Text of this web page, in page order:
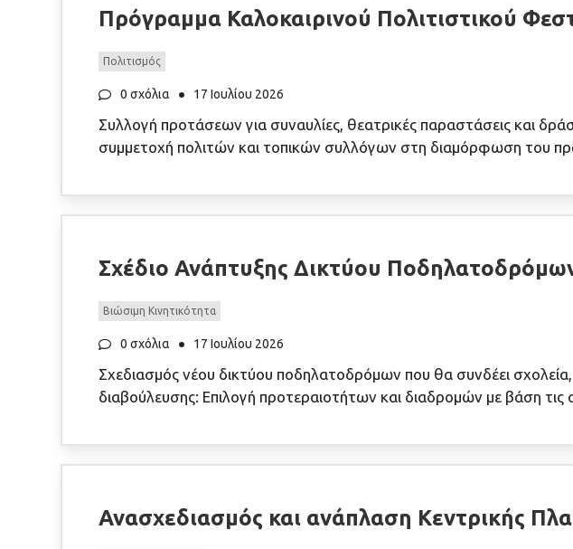
Πρόγραμμα Καλοκαιρινού Πολιτιστικού
Πολιτισμός
0 σχόλια 17 Ιουλίου 2026
Συλλογή προτάσεων για συναυλίες, θεατρικές παραστάσεις και
συμμετοχή πολιτών και τοπικών συλλόγων στη διαμόρφωση του
Σχέδιο Ανάπτυξης Δικτύου
Βιώσιμη Κινητικότητα
0 σχόλια 17 Ιουλίου 2026
Σχεδιασμός νέου δικτύου ποδηλατοδρόμων που θα συνδέει
διαβούλευσης: Επιλογή προτεραιοτήτων και διαδρομών με βάση
Ανασχεδιασμός και ανάπλαση Κεντρικής